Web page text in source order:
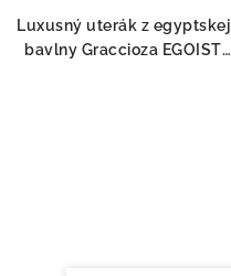
Luxusný uterák z egyptskej
bavlny Graccioza EGOIST